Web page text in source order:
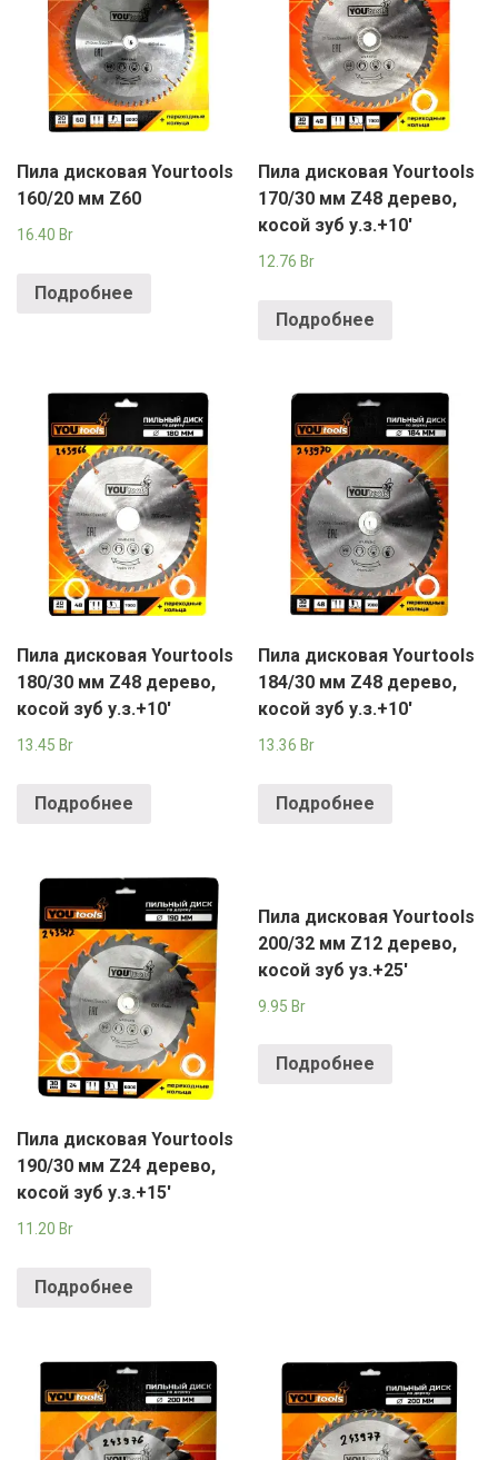
Пила дисковая Yourtools
160/20 мм Z60
16.40 Br
Подробнее
Пила дисковая Yourtools
170/30 мм Z48 дерево,
косой зуб у.з.+10′
12.76 Br
Подробнее
Пила дисковая Yourtools
180/30 мм Z48 дерево,
косой зуб у.з.+10′
13.45 Br
Подробнее
Пила дисковая Yourtools
184/30 мм Z48 дерево,
косой зуб у.з.+10′
13.36 Br
Подробнее
Пила дисковая Yourtools
190/30 мм Z24 дерево,
косой зуб у.з.+15′
11.20 Br
Подробнее
Пила дисковая Yourtools
200/32 мм Z12 дерево,
косой зуб уз.+25′
9.95Br
Подробнее